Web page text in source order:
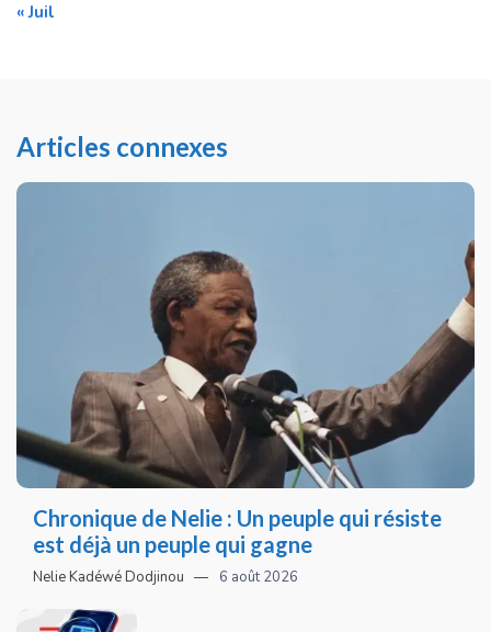
« Juil
Articles connexes
Chronique de Nelie : Un peuple qui résiste
est déjà un peuple qui gagne
Nelie Kadéwé Dodjinou 6 août 2026